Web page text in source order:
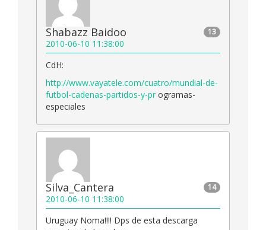
13
Shabazz Baidoo
2010-06-10 11:38:00
CdH:
http://www.vayatele.com/cuatro/mundial-de-
futbol-cadenas-partidos-y-pr ogramas-
especiales
14
Silva_Cantera
2010-06-10 11:38:00
Uruguay Noma!!!! Dps de esta descarga